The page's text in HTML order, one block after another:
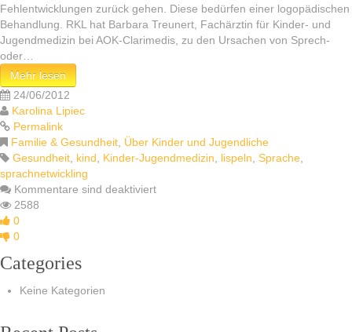
Fehlentwicklungen zurück gehen. Diese bedürfen einer logopädischen
Behandlung. RKL hat Barbara Treunert, Fachärztin für Kinder- und
Jugendmedizin bei AOK-Clarimedis, zu den Ursachen von Sprech-
oder…
Mehr lesen
24/06/2012
Karolina Lipiec
Permalink
Familie & Gesundheit Über Kinder und Jugendliche
Gesundheit kind Kinder-Jugendmedizin lispeln Sprache
sprachnetwickling
Kommentare sind deaktiviert
2588
0
0
Categories
Keine Kategorien